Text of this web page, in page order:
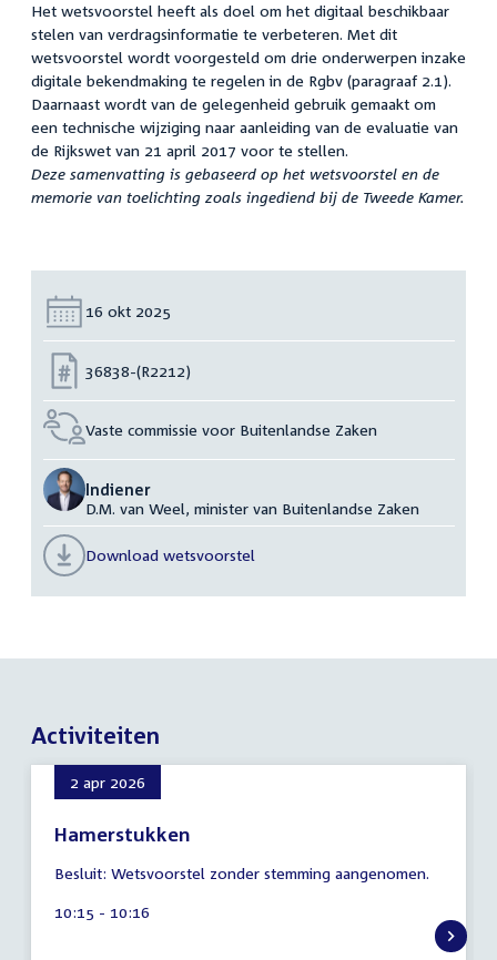
Het wetsvoorstel heeft als doel om het digitaal beschikbaar
stelen van verdragsinformatie te verbeteren. Met dit
wetsvoorstel wordt voorgesteld om drie onderwerpen inzake
digitale bekendmaking te regelen in de Rgbv (paragraaf 2.1).
Daarnaast wordt van de gelegenheid gebruik gemaakt om
een technische wijziging naar aanleiding van de evaluatie van
de Rijkswet van 21 april 2017 voor te stellen.
Deze samenvatting is gebaseerd op het wetsvoorstel en de
memorie van toelichting zoals ingediend bij de Tweede Kamer.
Datum:
16 okt 2025
Nummer:
36838-(R2212)
Vaste commissie voor Buitenlandse Zaken
Indiener
D.M. van Weel, minister van Buitenlandse Zaken
Download wetsvoorstel
Activiteiten
2 apr 2026
Hamerstukken
augustus
Besluit: Wetsvoorstel zonder stemming aangenomen.
Tijd
10:15 - 10:16